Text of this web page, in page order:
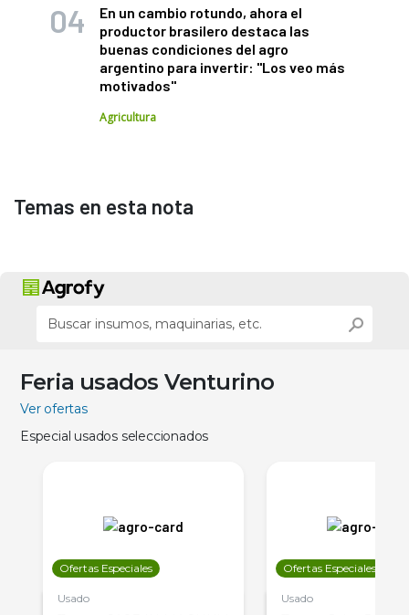
En un cambio rotundo, ahora el
productor brasilero destaca las
buenas condiciones del agro
argentino para invertir: "Los veo más
motivados"
Agricultura
Temas en esta nota
Feria usados Venturino
Ver ofertas
Especial usados seleccionados
Ofertas Especiales
Usado
Ofertas Especiales
Usado